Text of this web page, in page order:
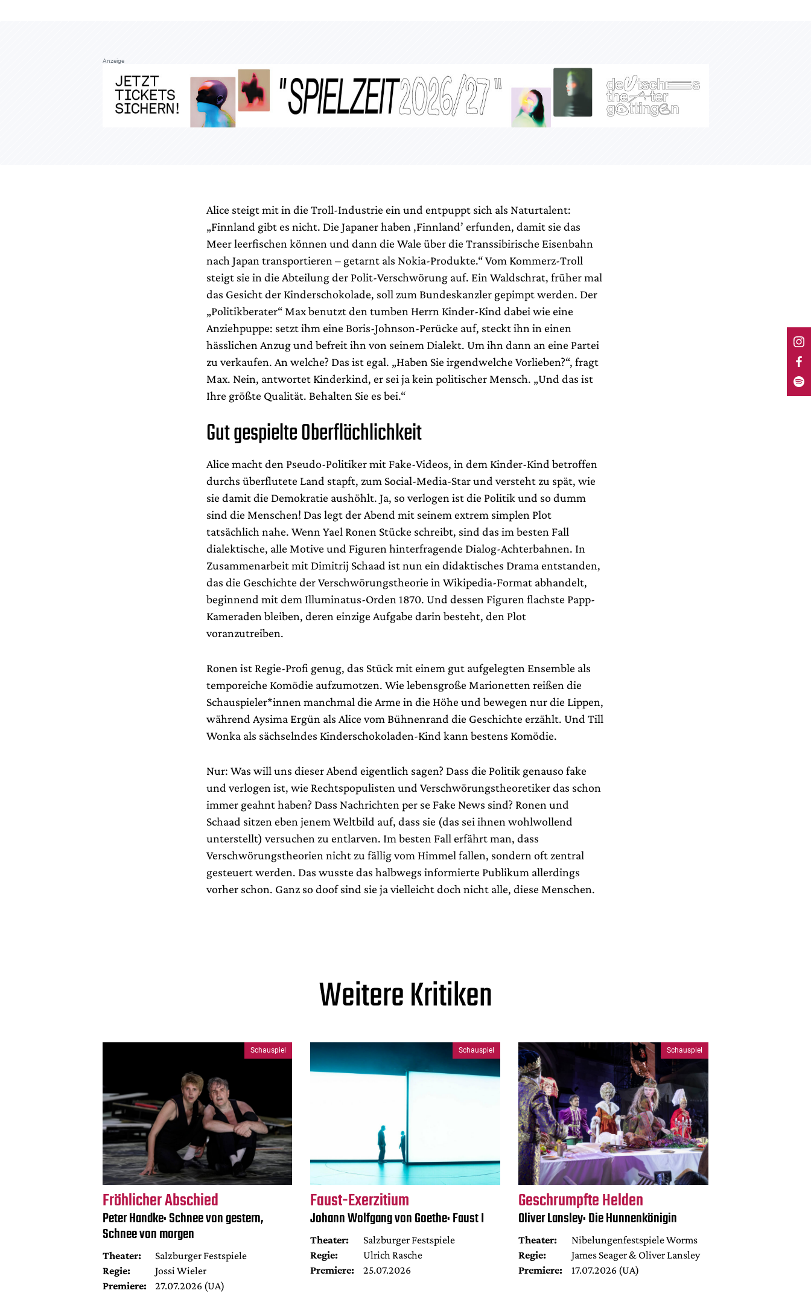
Anzeige
Alice steigt mit in die Troll-Industrie ein und entpuppt sich als Naturtalent:
„Finnland gibt es nicht. Die Japaner haben ,Finnland’ erfunden, damit sie das
Meer leerfischen können und dann die Wale über die Transsibirische Eisenbahn
nach Japan transportieren – getarnt als Nokia-Produkte.“ Vom Kommerz-Troll
steigt sie in die Abteilung der Polit-Verschwörung auf. Ein Waldschrat, früher mal
das Gesicht der Kinderschokolade, soll zum Bundeskanzler gepimpt werden. Der
„Politikberater“ Max benutzt den tumben Herrn Kinder-Kind dabei wie eine
Anziehpuppe: setzt ihm eine Boris-Johnson-Perücke auf, steckt ihn in einen
hässlichen Anzug und befreit ihn von seinem Dialekt. Um ihn dann an eine Partei
zu verkaufen. An welche? Das ist egal. „Haben Sie irgendwelche Vorlieben?“, fragt
Max. Nein, antwortet Kinderkind, er sei ja kein politischer Mensch. „Und das ist
Ihre größte Qualität. Behalten Sie es bei.“
Gut gespielte Oberflächlichkeit
Alice macht den Pseudo-Politiker mit Fake-Videos, in dem Kinder-Kind betroffen
durchs überflutete Land stapft, zum Social-Media-Star und versteht zu spät, wie
sie damit die Demokratie aushöhlt. Ja, so verlogen ist die Politik und so dumm
sind die Menschen! Das legt der Abend mit seinem extrem simplen Plot
tatsächlich nahe. Wenn Yael Ronen Stücke schreibt, sind das im besten Fall
dialektische, alle Motive und Figuren hinterfragende Dialog-Achterbahnen. In
Zusammenarbeit mit Dimitrij Schaad ist nun ein didaktisches Drama entstanden,
das die Geschichte der Verschwörungstheorie in Wikipedia-Format abhandelt,
beginnend mit dem Illuminatus-Orden 1870. Und dessen Figuren flachste Papp-
Kameraden bleiben, deren einzige Aufgabe darin besteht, den Plot
voranzutreiben.
Ronen ist Regie-Profi genug, das Stück mit einem gut aufgelegten Ensemble als
temporeiche Komödie aufzumotzen. Wie lebensgroße Marionetten reißen die
Schauspieler*innen manchmal die Arme in die Höhe und bewegen nur die Lippen,
während Aysima Ergün als Alice vom Bühnenrand die Geschichte erzählt. Und Till
Wonka als sächselndes Kinderschokoladen-Kind kann bestens Komödie.
Nur: Was will uns dieser Abend eigentlich sagen? Dass die Politik genauso fake
und verlogen ist, wie Rechtspopulisten und Verschwörungstheoretiker das schon
immer geahnt haben? Dass Nachrichten per se Fake News sind? Ronen und
Schaad sitzen eben jenem Weltbild auf, dass sie (das sei ihnen wohlwollend
unterstellt) versuchen zu entlarven. Im besten Fall erfährt man, dass
Verschwörungstheorien nicht zu fällig vom Himmel fallen, sondern oft zentral
gesteuert werden. Das wusste das halbwegs informierte Publikum allerdings
vorher schon. Ganz so doof sind sie ja vielleicht doch nicht alle, diese Menschen.
Weitere Kritiken
Schauspiel
Fröhlicher Abschied
Peter Handke: Schnee von gestern,
Schnee von morgen
Theater:
Salzburger Festspiele
Regie:
Jossi Wieler
Premiere:
27.07.2026 (UA)
Schauspiel
Faust-Exerzitium
Johann Wolfgang von Goethe: Faust I
Theater:
Salzburger Festspiele
Regie:
Ulrich Rasche
Premiere:
25.07.2026
Schauspiel
Geschrumpfte Helden
Oliver Lansley: Die Hunnenkönigin
Theater:
Nibelungenfestspiele Worms
Regie:
James Seager & Oliver Lansley
Premiere:
17.07.2026 (UA)